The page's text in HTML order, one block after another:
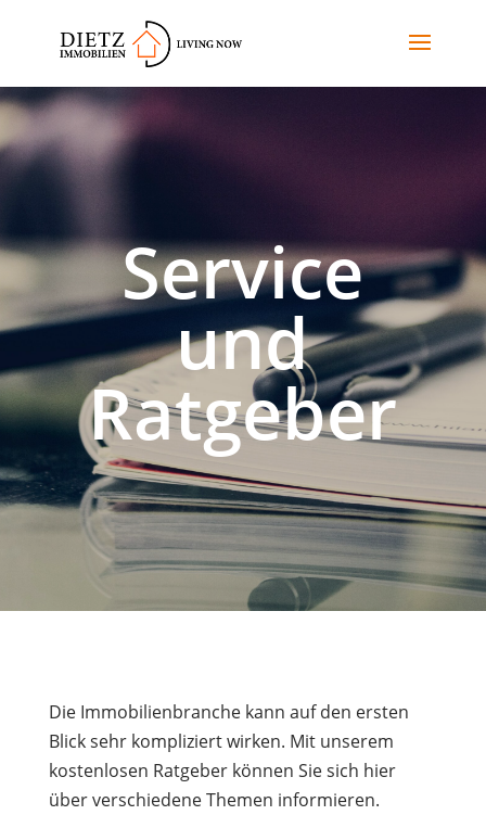
Service
und
Ratgeber
Die Immobilienbranche kann auf den ersten
Blick sehr kompliziert wirken. Mit unserem
kostenlosen Ratgeber können Sie sich hier
über verschiedene Themen informieren.